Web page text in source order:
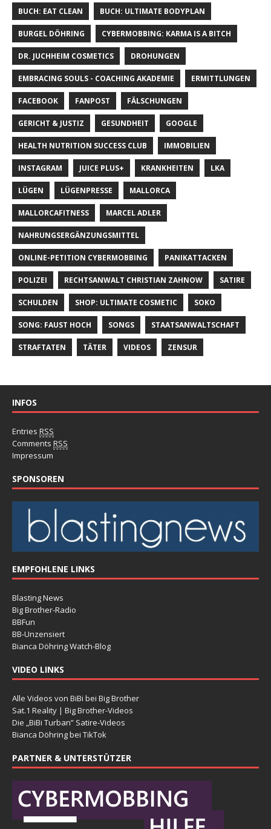
BUCH: EAT CLEAN BUCH: ULTIMATE BODYPLAN
BURGEL DÖHRING CYBERMOBBING: KARMA IS A BITCH
DR. JUCHHEIM COSMETICS DROHUNGEN
EMBRACING SOULS - COACHING AKADEMIE ERMITTLUNGEN
FACEBOOK FANPOST FÄLSCHUNGEN
GERICHT & JUSTIZ GESUNDHEIT GOOGLE
HEALTH NUTRITION SUCCESS CLUB IMMOBILIEN
INSTAGRAM JUICE PLUS+ KRANKHEITEN LKA
LÜGEN LÜGENPRESSE MALLORCA
MALLORCAFITNESS MARCEL ADLER
NAHRUNGSERGÄNZUNGSMITTEL
ONLINE-PETITION CYBERMOBBING PANIKATTACKEN
POLIZEI RECHTSANWALT CHRISTIAN ZAHNOW SATIRE
SCHULDEN SHOP: ULTIMATE COSMETIC SOKO
SONG: FAUST HOCH SONGS STAATSANWALTSCHAFT
STRAFTATEN TÄTER VIDEOS ZENSUR
INFOS
Entries RSS
Comments RSS
Impressum
SPONSOREN
EMPFOHLENE LINKS
Blasting News
Big Brother-Radio
BBFun
BB-Unzensiert
Bianca Döhring Watch-Blog
VIDEO LINKS
Alle Videos von BiBi bei Big Brother
Sat.1 Reality | Big Brother-Videos
Die „BiBi Turban” Satire-Videos
Bianca Döhring bei TikTok
PARTNER & UNTERSTÜTZER